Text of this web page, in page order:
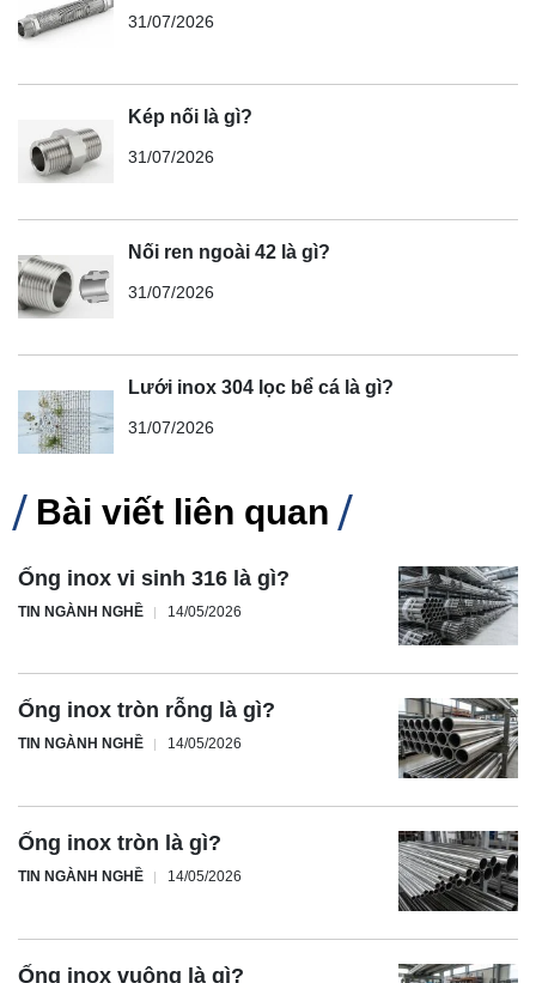
31/07/2026
Kép nối là gì?
31/07/2026
Nối ren ngoài 42 là gì?
31/07/2026
Lưới inox 304 lọc bể cá là gì?
31/07/2026
Bài viết liên quan
Ống inox vi sinh 316 là gì?
TIN NGÀNH NGHỀ 14/05/2026
Ống inox tròn rỗng là gì?
TIN NGÀNH NGHỀ 14/05/2026
Ống inox tròn là gì?
TIN NGÀNH NGHỀ 14/05/2026
Ống inox vuông là gì?